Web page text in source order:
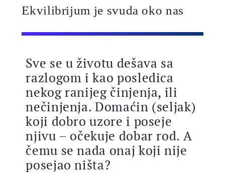
Ekvilibrijum je svuda oko nas
Sve se u životu dešava sa
razlogom i kao posledica
nekog ranijeg činjenja, ili
nečinjenja. Domaćin (seljak)
koji dobro uzore i poseje
njivu – očekuje dobar rod. A
čemu se nada onaj koji nije
posejao ništa?